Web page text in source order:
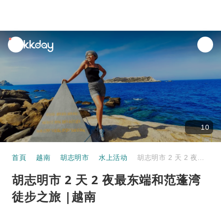
unread
notifications
10
首頁 越南 胡志明市 水上活动
胡志明市 2 天 2 夜最东端和范蓬湾
徒步之旅 |越南